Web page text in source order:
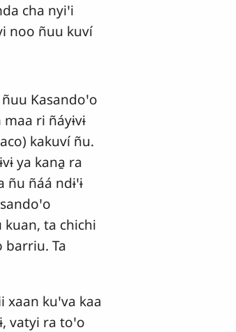
cha nyiꞌi
noo ñuu kuví
Kasandoꞌo
ri ñáyɨvɨ
kakuví ñu.
ya kana̱ ra
ñáá ndɨꞌɨ
kuan, ta chichi
barriu. Ta
xaan kuꞌva kaa
vatyi ra toꞌo